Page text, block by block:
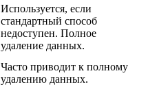
Используется, если
стандартный способ
недоступен. Полное
удаление данных.
Часто приводит к полному
удалению данных.